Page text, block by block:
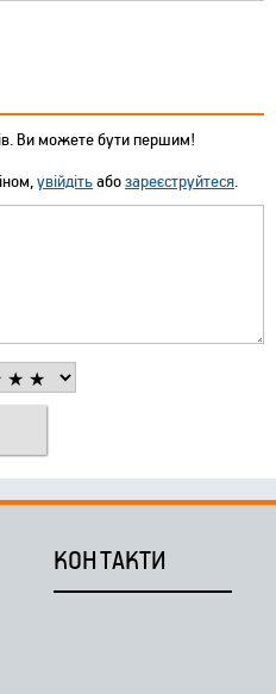
Ви можете бути першим!
увійдітьабозареєструйтеся.
КОНТАКТИ